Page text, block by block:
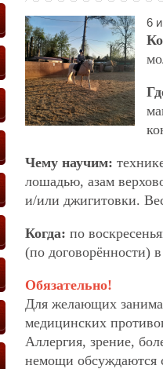
6
Чему научим:
лошадью, азам
и/или джигитовки.
Когда: по
(по договорённости)
Обязательно!
Для желающих
медицинских
Аллергия, зрение,
немощи обсуждаются